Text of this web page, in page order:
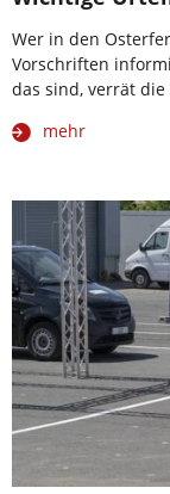
Wer in den
Vorschriften
das sind, verrät die
mehr